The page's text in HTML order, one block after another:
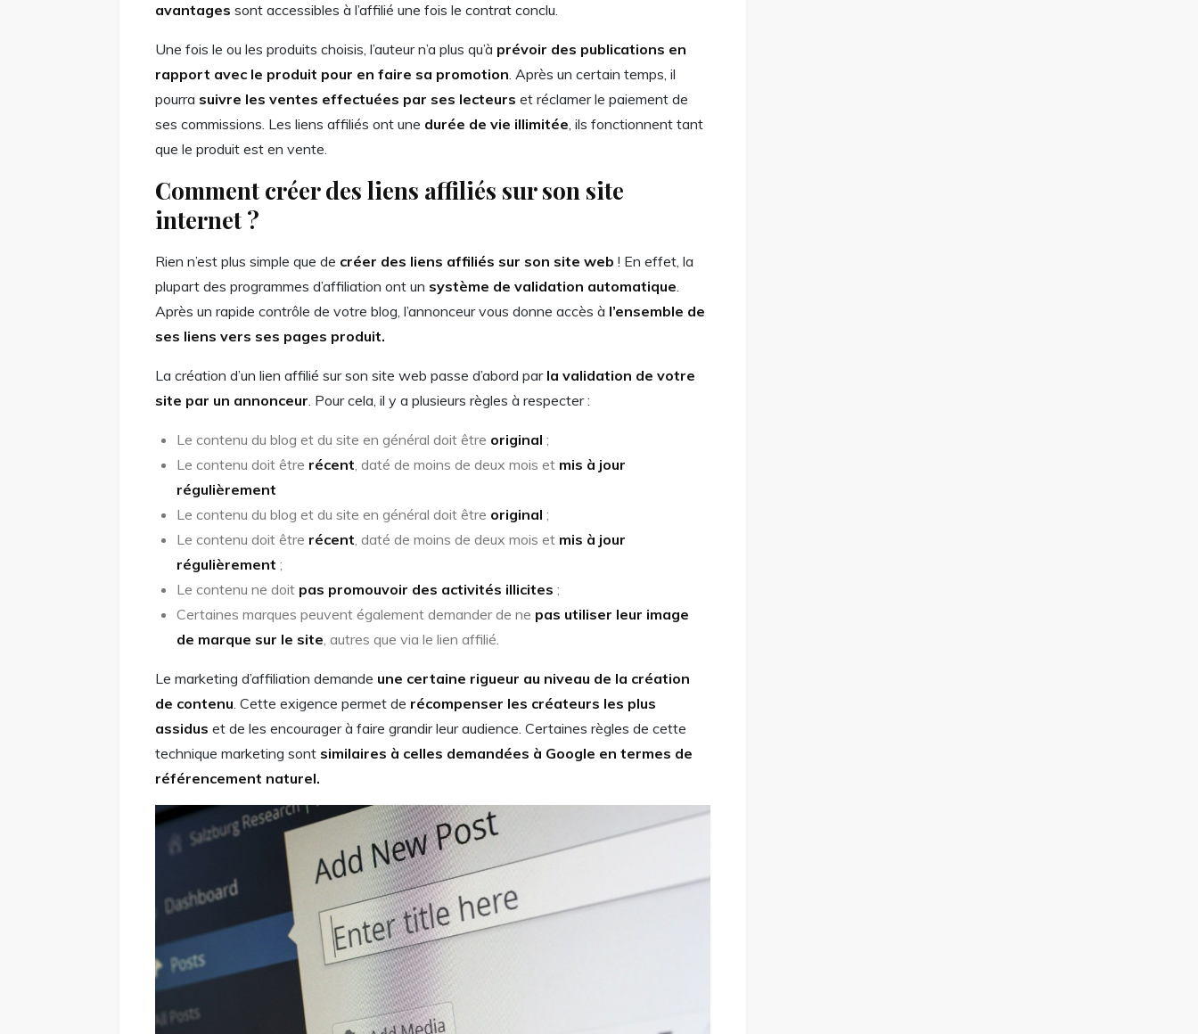
avantagessont accessibles à l’affilié une fois le contrat conclu.
Une fois le ou les produits choisis, l’auteur n’a plus qu’à prévoir des publications en
rapport avec le produit pour en faire sa promotion. Après un certain temps, il
pourra suivre les ventes effectuées par ses lecteurset réclamer le paiement de
ses commissions. Les liens affiliés ont une durée de vie illimitée, ils fonctionnent tant
que le produit est en vente.
Comment créer des liens affiliés sur son site
internet ?
Rien n’est plus simple que de créer des liens affiliés sur son site web ! En effet, la
plupart des programmes d’affiliation ont un système de validation automatique.
Après un rapide contrôle de votre blog, l’annonceur vous donne accès à l’ensemble de
ses liens vers ses pages produit.
La création d’un lien affilié sur son site web passe d’abord parla validation de votre
site par un annonceur. Pour cela, il y a plusieurs règles à respecter :
Le contenu du blog et du site en général doit être original ;
Le contenu doit être récent, daté de moins de deux mois et mis à jour
régulièrement
Le contenu du blog et du site en général doit être original ;
Le contenu doit être récent, daté de moins de deux mois et mis à jour
régulièrement ;
Le contenu ne doit pas promouvoir des activités illicites ;
Certaines marques peuvent également demander de ne pas utiliser leur image
de marque sur le site, autres que via le lien affilié.
Le marketing d’affiliation demande une certaine rigueur au niveau de la création
de contenu. Cette exigence permet de récompenser les créateurs les plus
assidus et de les encourager à faire grandir leur audience. Certaines règles de cette
technique marketing sont similaires à celles demandées à Google en termes de
référencement naturel.